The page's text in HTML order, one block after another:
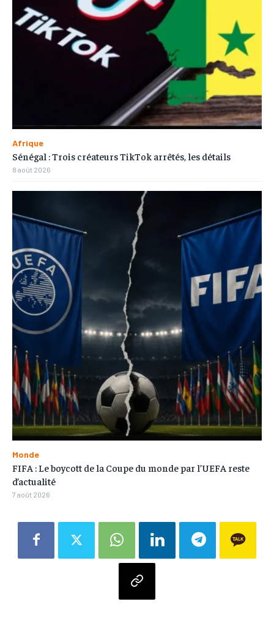
Afrique
Sénégal : Trois créateurs TikTok arrêtés, les détails
8 août 2026
Monde
FIFA : Le boycott de la Coupe du monde par l’UEFA reste
d’actualité
7 août 2026